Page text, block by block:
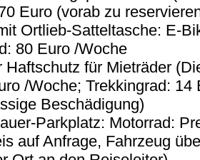
Euro (vorab zu
Ortlieb-Satteltasche: E-
80 Euro /Woche
Haftschutz für Mieträder
/Woche; Trekkingrad:
Beschädigung)
Parkplatz: Motorrad:
auf Anfrage, Fahrzeug